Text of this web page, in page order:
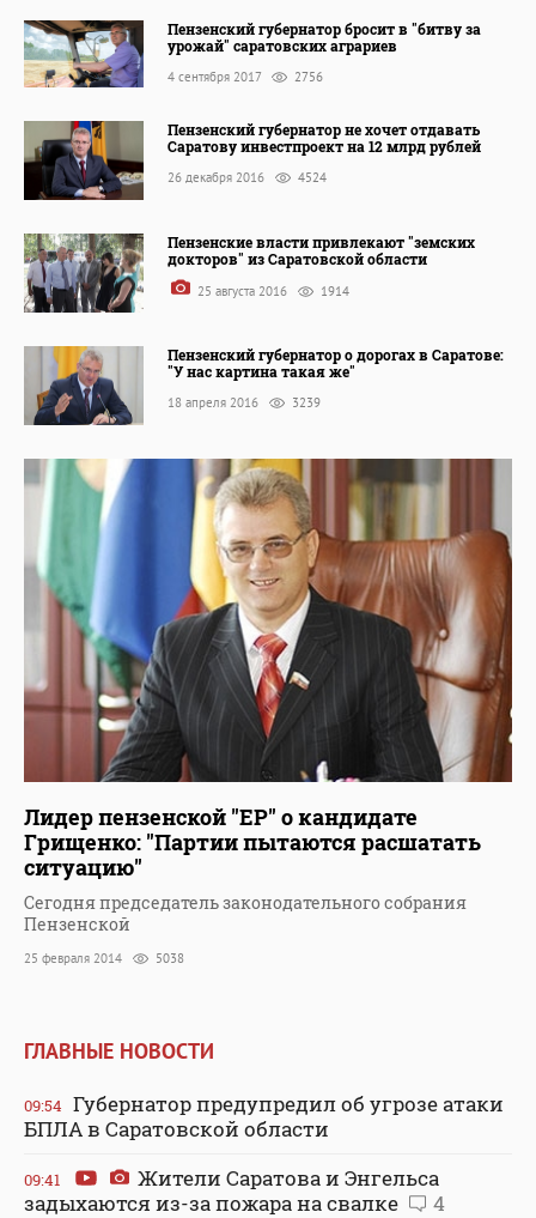
Пензенский губернатор бросит в "битву за
урожай" саратовских аграриев
4 сентября 2017 2756
Пензенский губернатор не хочет отдавать
Саратову инвестпроект на 12 млрд рублей
26 декабря 2016 4524
Пензенские власти привлекают "земских
докторов" из Саратовской области
25 августа 2016 1914
Пензенский губернатор о дорогах в Саратове:
"У нас картина такая же"
18 апреля 2016 3239
Лидер пензенской "ЕР" о кандидате
Грищенко: "Партии пытаются расшатать
ситуацию"
Сегодня председатель законодательного собрания
Пензенской
25 февраля 2014 5038
ГЛАВНЫЕ НОВОСТИ
09:54 Губернатор предупредил об угрозе атаки
БПЛА в Саратовской области
09:41
Жители Саратова и Энгельса
задыхаются из-за пожара на свалке
4